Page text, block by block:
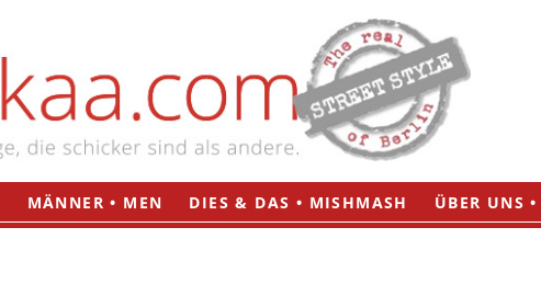
Inhalt
springen
MÄNNER • MEN DIES & DAS • MISHMASH ÜBER UNS